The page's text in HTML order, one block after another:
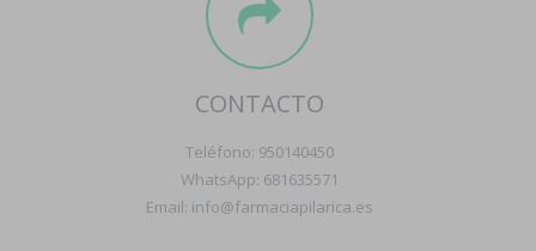
CONTACTO
Teléfono: 950140450
WhatsApp: 681635571
Email: info@farmaciapilarica.es